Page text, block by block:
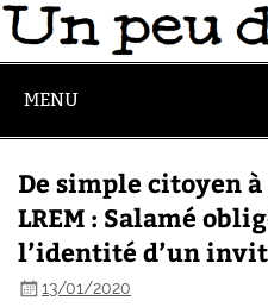
MENU
De simple citoyen
LREM : Salamé
l’identité d’un
13/01/2020